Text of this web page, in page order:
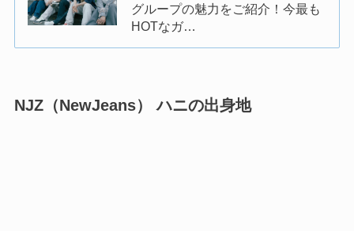
グループの魅力をご紹介！今最も
HOTなガ…
NJZ（NewJeans） ハニの出身地